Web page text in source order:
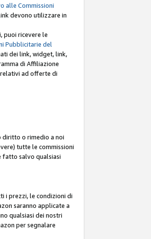
alle Commissioni
devono utilizzare in
puoi ricevere le
Pubblicitarie del
dei link, widget, link,
di Affiliazione
ad offerte di
diritto o rimedio a noi
tutte le commissioni
fatto salvo qualsiasi
i prezzi, le condizioni di
saranno applicate a
qualsiasi dei nostri
per segnalare